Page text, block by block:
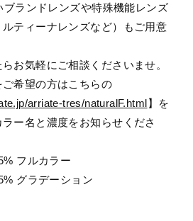
ランドレンズや特殊機能レンズ
ルティーナレンズなど）もご用意
お気軽にご相談くださいませ。
希望の方はこちらの
arriate-tres/naturalF.html】を
ー名と濃度をお知らせくださ
フルカラー
グラデーション